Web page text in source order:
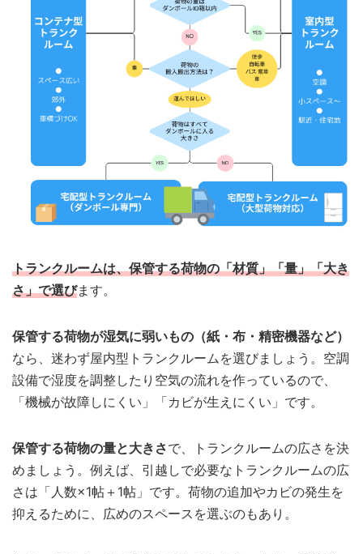
トランクルームは、保管する荷物の「材質」「量」「大き
さ」で選びます。
保管する荷物が湿気に弱いもの（紙・布・精密機器など）
なら、迷わず屋内型トランクルームを選びましょう。空調
設備で湿度を調整したり空気の流れを作っているので、
「機械が故障しにくい」「カビが生えにくい」です。
保管する荷物の量と大きさで、トランクルームの広さを決
めましょう。例えば、引越しで必要なトランクルームの広
さは「人数×1帖＋1帖」です。荷物の追加やカビの発生を
抑えるために、広めのスペースを選ぶのもあり。